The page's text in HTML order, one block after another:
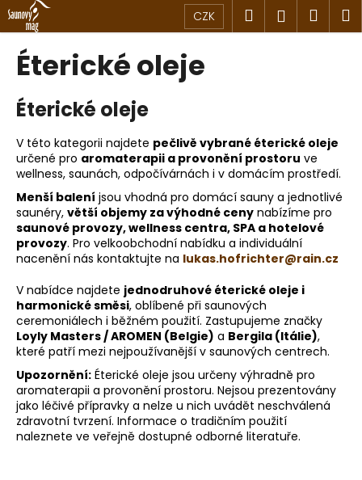
Přejít
na
obsah
CZK Hledat
Éterické oleje
Éterické oleje
V této kategorii najdete pečlivě vybrané éterické oleje
určené pro aromaterapii a provonění prostoru ve
wellness, saunách, odpočívárnách i v domácím prostředí.
Menší balení jsou vhodná pro domácí sauny a jednotlivé
saunéry, větší objemy za výhodné ceny nabízíme pro
saunové provozy, wellness centra, SPA a hotelové
provozy. Pro velkoobchodní nabídku a individuální
nacenění nás kontaktujte na lukas.hofrichter@rain.cz
V nabídce najdete jednodruhové éterické oleje i
harmonické směsi, oblíbené při saunových
ceremoniálech i běžném použití. Zastupujeme značky
Loyly Masters / AROMEN (Belgie) a Bergila (Itálie),
které patří mezi nejpoužívanější v saunových centrech.
Upozornění: Éterické oleje jsou určeny výhradně pro
aromaterapii a provonění prostoru. Nejsou prezentovány
jako léčivé přípravky a nelze u nich uvádět neschválená
zdravotní tvrzení. Informace o tradičním použití
naleznete ve veřejně dostupné odborné literatuře.
K
o
o
o
t
ř
e
b
u
e
t
e
n
a
j
í
t